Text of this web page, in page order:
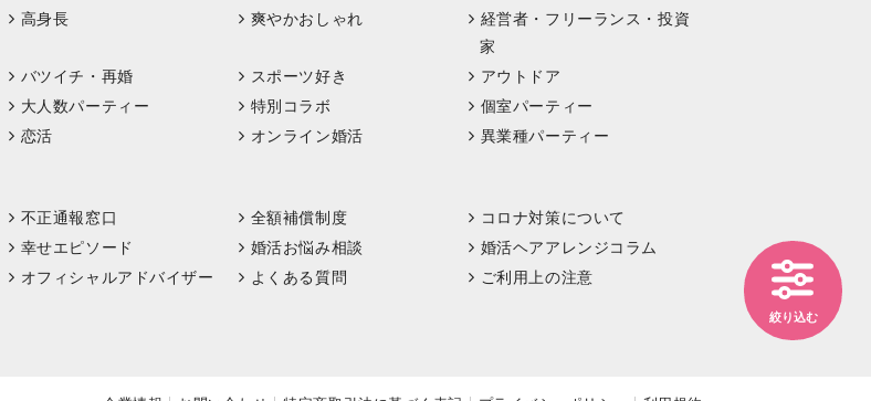
絞り込む
高身長 爽やかおしゃれ
経営者・フリーランス・投資
家
バツイチ・再婚 スポーツ好き
アウトドア
大人数パーティー 特別コラボ
個室パーティー
恋活 オンライン婚活
異業種パーティー
不正通報窓口 全額補償制度
コロナ対策について
幸せエピソード 婚活お悩み相談 婚活ヘアアレンジコラム
オフィシャルアドバイザー よくある質問
ご利用上の注意